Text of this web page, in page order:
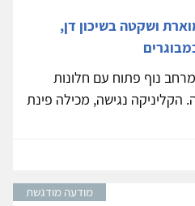
ושקטה בשיכון דן,
נוף פתוח עם חלונות
הקליניקה נגישה, מכילה פינת
מודעה מודגשת